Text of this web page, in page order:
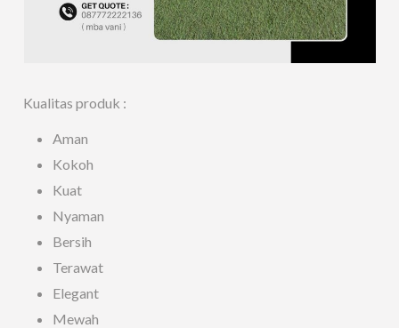
Kualitas produk :
Aman
Kokoh
Kuat
Nyaman
Bersih
Terawat
Elegant
Mewah